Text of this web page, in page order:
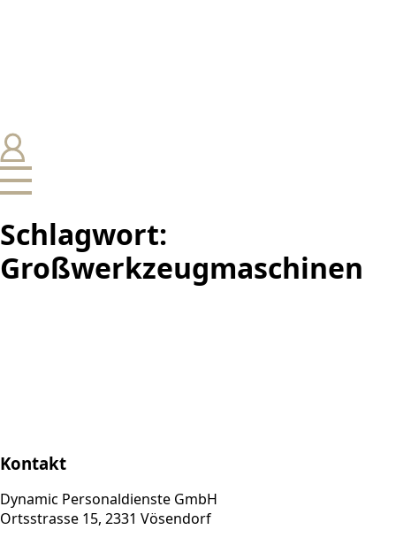
Schlagwort:
Großwerkzeugmaschinen
Kontakt
Dynamic Personaldienste GmbH
Ortsstrasse 15, 2331 Vösendorf